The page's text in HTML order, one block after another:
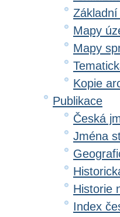
Mapy
Mapy
Kopie
Publikace
Česká
Jména
Historie
Index